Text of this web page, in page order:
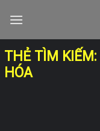
content
THẺ TÌM KIẾM:
HÓA